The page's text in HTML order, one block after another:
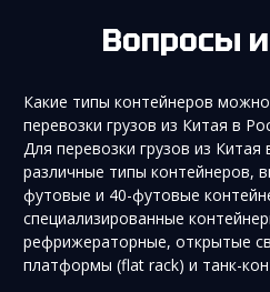
Вопросы
Какие типы контейнеров
перевозки грузов из Китая в
Для перевозки грузов из
различные типы контейнеров,
футовые и 40-футовые
специализированные
рефрижераторные, открытые
платформы (flat rack) и танк-